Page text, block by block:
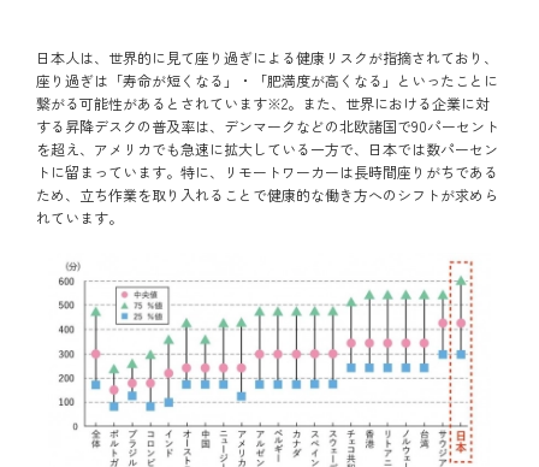
日本人は、世界的に見て座り過ぎによる健康リスクが指摘されており、
座り過ぎは「寿命が短くなる」・「肥満度が高くなる」といったことに
繋がる可能性があるとされています※2。また、世界における企業に対
する昇降デスクの普及率は、デンマークなどの北欧諸国で90パーセント
を超え、アメリカでも急速に拡大している一方で、日本では数パーセン
トに留まっています。特に、リモートワーカーは長時間座りがちである
ため、立ち作業を取り入れることで健康的な働き方へのシフトが求めら
れています。